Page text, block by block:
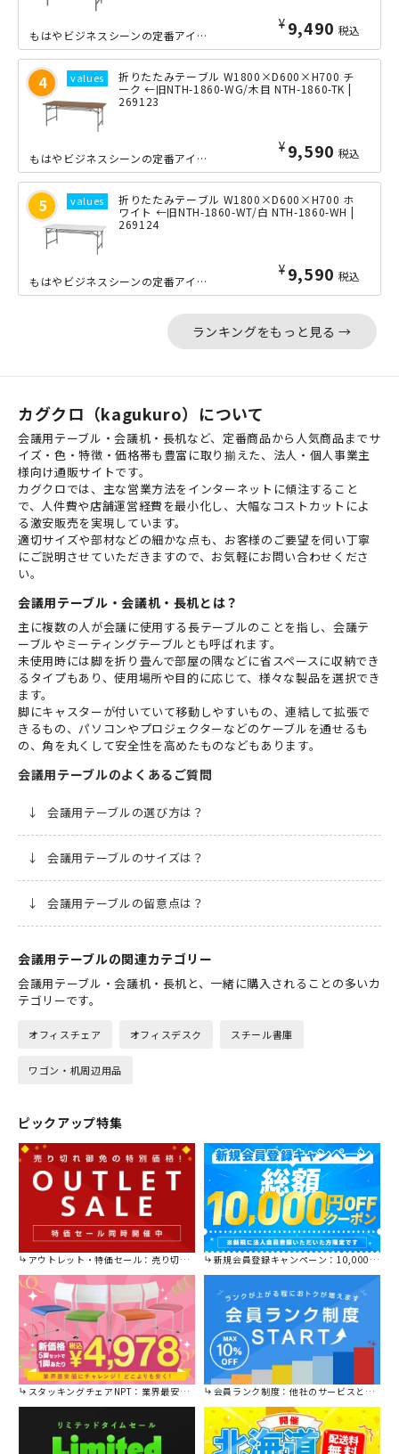
¥ 9,490 税込
もはやビジネスシーンの定番アイテムとも言える、オーソドックスな折りたたみ会議テー...
折りたたみテーブル W1800×D600×H700 チ
ーク ←旧NTH-1860-WG/木目 NTH-1860-TK |
269123
¥ 9,590 税込
もはやビジネスシーンの定番アイテムとも言える、オーソドックスな折りたたみ会議テー...
折りたたみテーブル W1800×D600×H700 ホ
ワイト ←旧NTH-1860-WT/白 NTH-1860-WH |
269124
¥ 9,590 税込
もはやビジネスシーンの定番アイテムとも言える、オーソドックスな折りたたみ会議テー...
ランキングをもっと見る →
カグクロ（kagukuro）について
会議用テーブル・会議机・長机など、定番商品から人気商品までサ
イズ・色・特徴・価格帯も豊富に取り揃えた、法人・個人事業主
様向け通販サイトです。
カグクロでは、主な営業方法をインターネットに傾注すること
で、人件費や店舗運営経費を最小化し、大幅なコストカットによ
る激安販売を実現しています。
適切サイズや部材などの細かな点も、お客様のご要望を伺い丁寧
にご説明させていただきますので、お気軽にお問い合わせくださ
い。
会議用テーブル・会議机・長机とは？
主に複数の人が会議に使用する長テーブルのことを指し、会議テ
ーブルやミーティングテーブルとも呼ばれます。
未使用時には脚を折り畳んで部屋の隅などに省スペースに収納でき
るタイプもあり、使用場所や目的に応じて、様々な製品を選択でき
ます。
脚にキャスターが付いていて移動しやすいもの、連結して拡張で
きるもの、パソコンやプロジェクターなどのケーブルを通せるも
の、角を丸くして安全性を高めたものなどもあります。
会議用テーブルのよくあるご質問
↓ 会議用テーブルの選び方は？
↓ 会議用テーブルのサイズは？
↓ 会議用テーブルの留意点は？
会議用テーブルの関連カテゴリー
会議用テーブル・会議机・長机と、一緒に購入されることの多いカ
テゴリーです。
オフィスチェア オフィスデスク スチール書庫
ワゴン・机周辺用品
ピックアップ特集
アウトレット・特価セール：売り切れ御免の特別価格！ 新規会員登録キャンペーン：10,000円OFFクーポン進呈中！
スタッキングチェアNPT：業界最安値に挑戦！ 会員ランク制度：他社のサービスと比較してください。